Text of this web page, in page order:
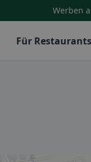
Werben
Für Restaurants